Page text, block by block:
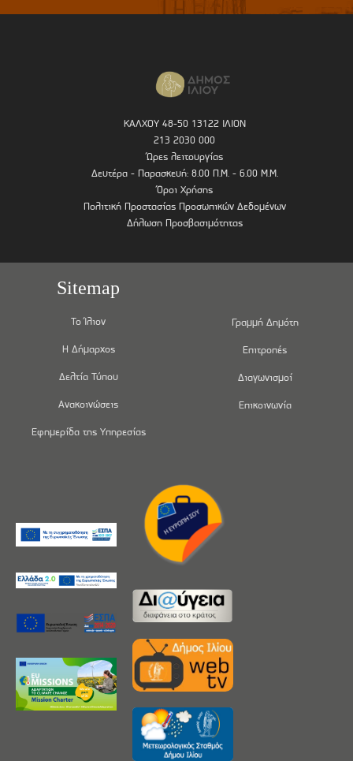
ΚΑΛΧΟΥ 48-50 13122 ΙΛΙΟΝ
213 2030 000
Ώρες λειτουργίας
Δευτέρα - Παρασκευή: 8.00 Π.Μ. - 6.00 Μ.Μ.
Όροι Χρήσης
Πολιτική Προστασίας Προσωπικών Δεδομένων
Δήλωση Προσβασιμότητας
Sitemap
Το Ίλιον
Η Δήμαρχος
Δελτία Τύπου
Ανακοινώσεις
Εφημερίδα της Υπηρεσίας
Γραμμή Δημότη
Επιτροπές
Διαγωνισμοί
Επικοινωνία